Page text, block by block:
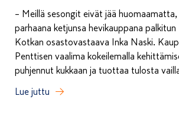
– Meillä sesongit eivät jää
parhaana ketjunsa hevikauppana
Kotkan osastovastaava Inka Naski.
Penttisen vaalima kokeilemalla
puhjennut kukkaan ja tuottaa tulosta
Lue juttu